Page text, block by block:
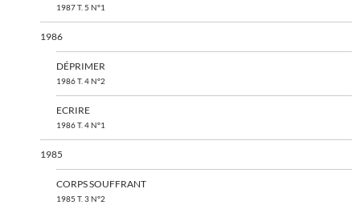
1987 T. 5 N°1
1986
DÉPRIMER
1986 T. 4 N°2
ECRIRE
1986 T. 4 N°1
1985
CORPS SOUFFRANT
1985 T. 3 N°2